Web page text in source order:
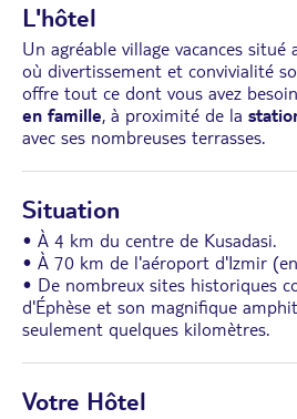
L'hôtel
Un agréable village vacances
où divertissement et convivialité
offre tout ce dont vous avez
en famille, à proximité de la
avec ses nombreuses terrasses.
Situation
• À 4 km du centre de Kusadasi.
• À 70 km de l'aéroport d'Izmir
• De nombreux sites historiques
d'Éphèse et son magnifique
seulement quelques kilomètres.
Votre Hôtel